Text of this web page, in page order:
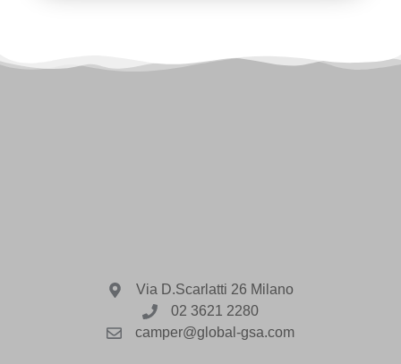
Via D.Scarlatti 26 Milano
02 3621 2280
camper@global-gsa.com